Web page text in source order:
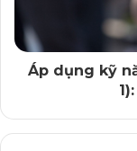
Áp dụng kỹ